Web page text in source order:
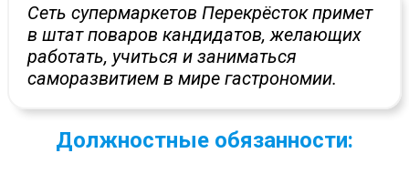
Сеть супермаркетов Перекрёсток примет
в штат поваров кандидатов, желающих
работать, учиться и заниматься
саморазвитием в мире гастрономии.
Должностные обязанности: